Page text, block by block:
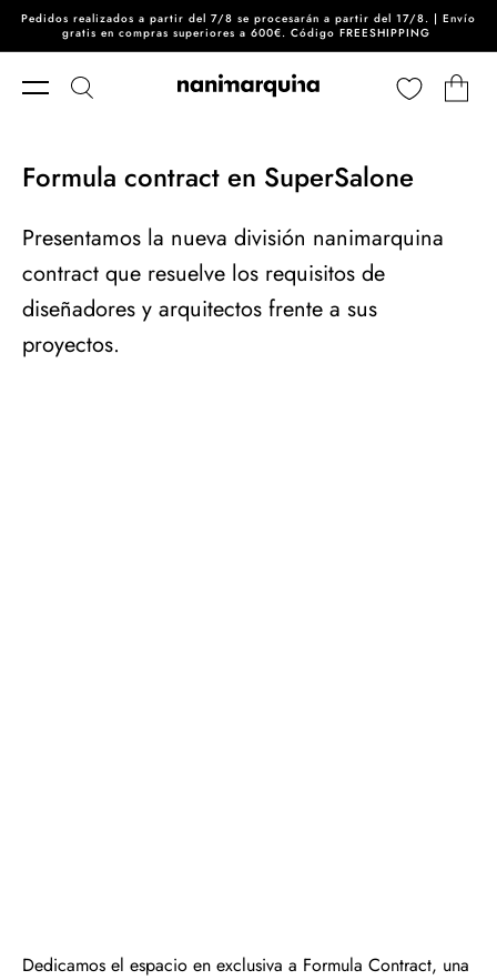
Ir directamente al contenido
Pedidos realizados a partir del 7/8 se procesarán a partir del 17/8. | Envío
gratis en compras superiores a 600€. Código FREESHIPPING
Carrito
Formula contract en SuperSalone
Presentamos la nueva división nanimarquina
contract que resuelve los requisitos de
diseñadores y arquitectos frente a sus
proyectos.
Dedicamos el espacio en exclusiva a Formula Contract, una